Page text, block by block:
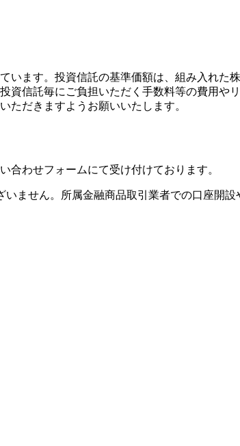
います。投資信託の基準価額は、組み入れ
資信託毎にご負担いただく手数料等の費用
ただきますようお願いいたします。
合わせフォームにて受け付けております。
ません。 所属金融商品取引業者での口座開